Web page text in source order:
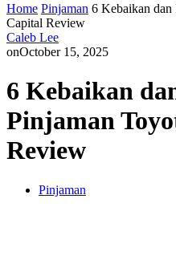
Home Pinjaman 6 Kebaikan dan
Capital Review
Caleb Lee
onOctober 15, 2025
6 Kebaikan
Pinjaman
Review
Pinjaman